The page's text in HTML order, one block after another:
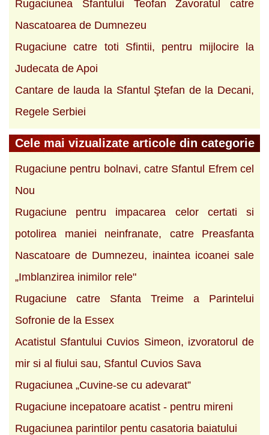
Rugaciunea Sfantului Teofan Zavoratul catre
Nascatoarea de Dumnezeu
Rugaciune catre toti Sfintii, pentru mijlocire la
Judecata de Apoi
Cantare de lauda la Sfantul Ştefan de la Decani,
Regele Serbiei
Cele mai vizualizate articole din categorie
Rugaciune pentru bolnavi, catre Sfantul Efrem cel
Nou
Rugaciune pentru impacarea celor certati si
potolirea maniei neinfranate, catre Preasfanta
Nascatoare de Dumnezeu, inaintea icoanei sale
„Imblanzirea inimilor rele"
Rugaciune catre Sfanta Treime a Parintelui
Sofronie de la Essex
Acatistul Sfantului Cuvios Simeon, izvoratorul de
mir si al fiului sau, Sfantul Cuvios Sava
Rugaciunea „Cuvine-se cu adevarat”
Rugaciune incepatoare acatist - pentru mireni
Rugaciunea parintilor pentu casatoria baiatului